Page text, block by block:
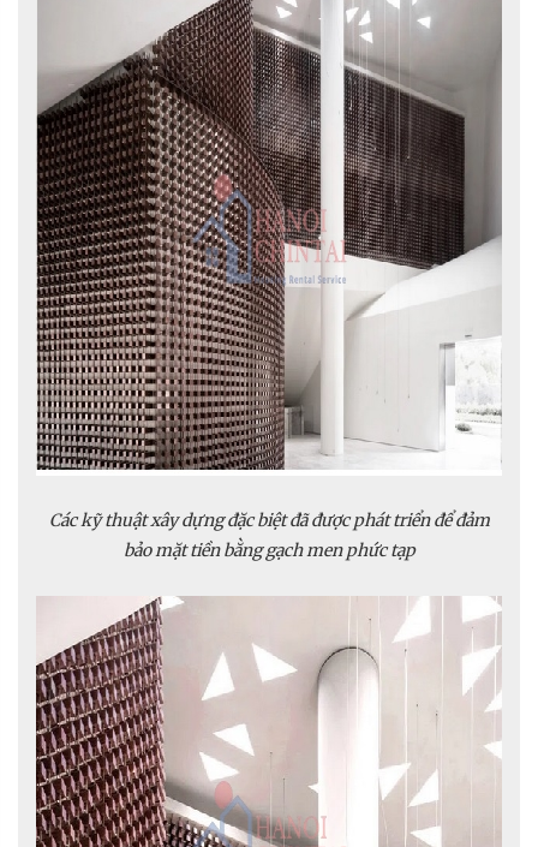
Các kỹ thuật xây dựng đặc biệt đã được phát triển để đảm
bảo mặt tiền bằng gạch men phức tạp